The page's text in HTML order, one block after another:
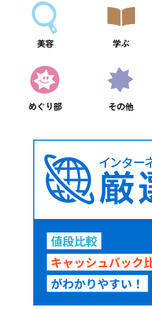
美容 学ぶ
めぐり部 その他